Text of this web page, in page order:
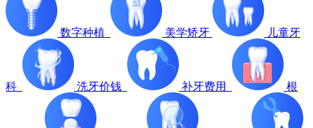
数字种植 美学矫牙 儿童牙
科 洗牙价钱 补牙费用 根